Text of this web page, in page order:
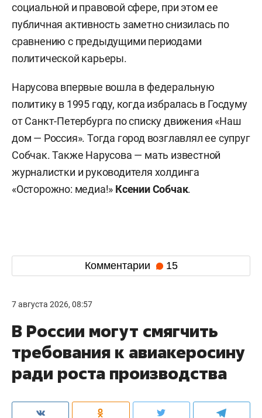
социальной и правовой сфере, при этом ее
публичная активность заметно снизилась по
сравнению с предыдущими периодами
политической карьеры.
Нарусова впервые вошла в федеральную
политику в 1995 году, когда избралась в Госдуму
от Санкт-Петербурга по списку движения «Наш
дом — Россия». Тогда город возглавлял ее супруг
Собчак. Также Нарусова — мать известной
журналистки и руководителя холдинга
«Осторожно: медиа!» Ксении Собчак.
Комментарии 15
7 августа 2026, 08:57
В России могут смягчить
требования к авиакеросину
ради роста производства